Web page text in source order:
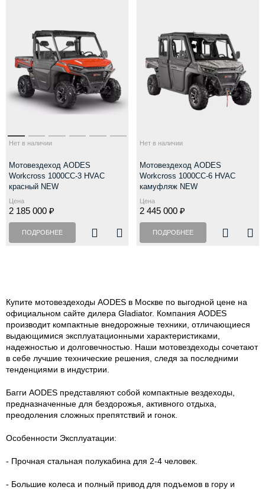
Нет в наличии
Мотовездеход AODES
Workcross 1000CC-3 HVAC
красный NEW
Цена
2 185 000 ₽
ПОДРОБНЕЕ
Нет в наличии
Мотовездеход AODES
Workcross 1000CC-6 HVAC
камуфляж NEW
Цена
2 445 000 ₽
ПОДРОБНЕЕ
Купите мотовездеходы AODES в Москве по выгодной цене на
официальном сайте дилера Gladiator. Компания AODES
производит компактные внедорожные техники, отличающиеся
выдающимися эксплуатационными характеристиками,
надежностью и долговечностью. Наши мотовездеходы сочетают
в себе лучшие технические решения, следя за последними
тенденциями в индустрии.
Багги AODES представляют собой компактные вездеходы,
предназначенные для бездорожья, активного отдыха,
преодоления сложных препятствий и гонок.
Особенности Эксплуатации:
- Прочная стальная полукабина для 2-4 человек.
- Большие колеса и полный привод для подъемов в гору и